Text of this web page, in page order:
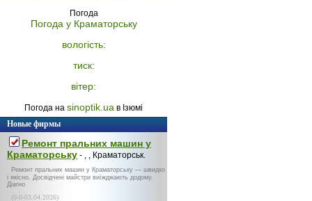
Погода
Погода у Краматорську
вологість:
тиск:
вітер:
Погода на sinoptik.ua в Ізюмі
Новые фирмы
Ремонт пральних машин у
Краматорську - , , Краматорськ.
Ремонт пральних машин у Краматорську — швидко
і якісно. Досвідчені майстри виїжджають додому.
Діагно
(0-0-03.04.2026)